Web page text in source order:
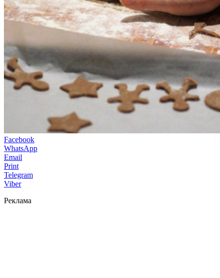
Facebook
WhatsApp
Email
Print
Telegram
Viber
Реклама